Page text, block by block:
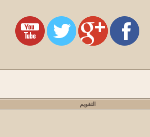
التقويم